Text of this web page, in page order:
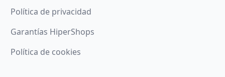
Política de privacidad
Garantías HiperShops
Política de cookies